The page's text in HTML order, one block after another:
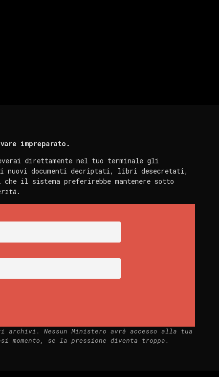
impreparato.
direttamente nel tuo terminale gli
nuovi documenti decriptati, libri desecretati,
il sistema preferirebbe mantenere sotto
Nessun Ministero avrà accesso alla tua
se la pressione diventa troppa.